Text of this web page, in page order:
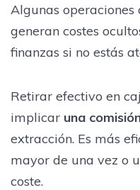
Algunas
generan costes
finanzas si no estás
Retirar efectivo en
implicar una
extracción. Es más
mayor de una vez o
coste.